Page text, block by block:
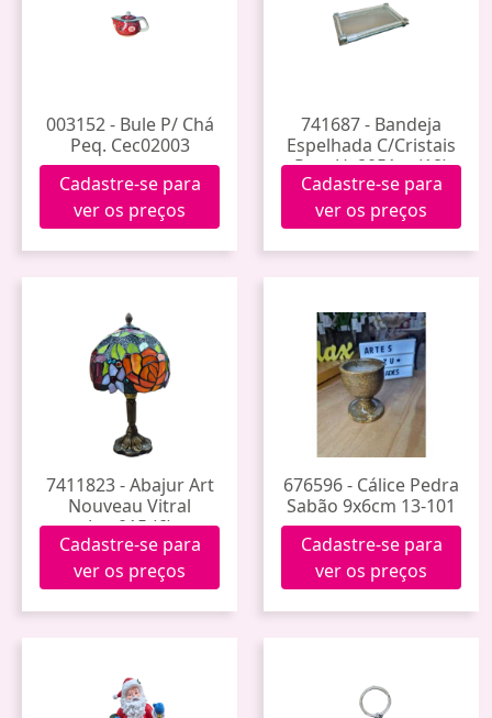
003152 - Bule P/ Chá
Peq. Cec02003
Cadastre-se para
ver os preços
741687 - Bandeja
Espelhada C/Cristais
Peq. Hy8051m (18)
Cadastre-se para
ver os preços
7411823 - Abajur Art
Nouveau Vitral
Jgw015 (6)
Cadastre-se para
ver os preços
676596 - Cálice Pedra
Sabão 9x6cm 13-101
Cadastre-se para
ver os preços